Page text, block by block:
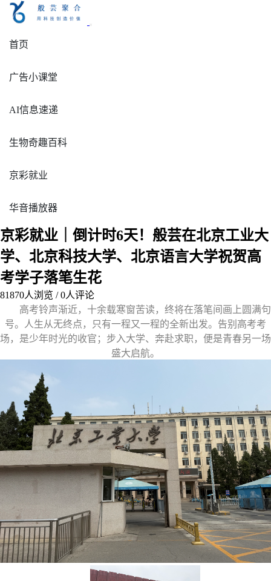
首页
广告小课堂
AI信息速递
生物奇趣百科
京彩就业
华音播放器
京彩就业｜倒计时6天！般芸在北京工业大
学、北京科技大学、北京语言大学祝贺高
考学子落笔生花
81870人浏览 /0人评论
高考铃声渐近，十余载寒窗苦读，终将在落笔间画上圆满句
号。人生从无终点，只有一程又一程的全新出发。告别高考考
场，是少年时光的收官；步入大学、奔赴求职，便是青春另一场
盛大启航。